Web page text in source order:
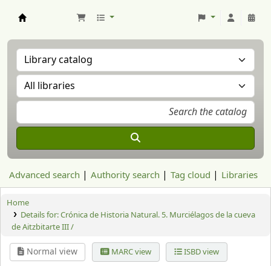
Advanced search Authority search Tag cloud Libraries
Home
Details for:Crónica de Historia Natural. 5. Murciélagos de la cueva
de Aitzbitarte III /
Normal view MARC view ISBD view